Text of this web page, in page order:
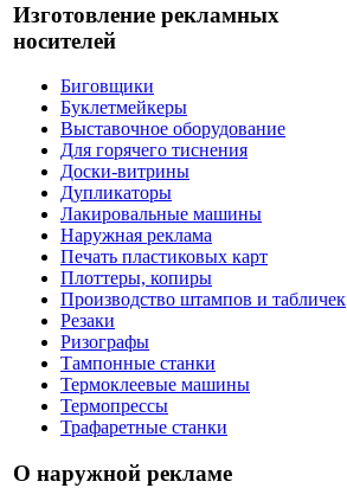
Изготовление рекламных
носителей
Биговщики
Буклетмейкеры
Выставочное оборудование
Для горячего тиснения
Доски-витрины
Дупликаторы
Лакировальные машины
Наружная реклама
Печать пластиковых карт
Плоттеры, копиры
Производство штампов и табличек
Резаки
Ризографы
Тампонные станки
Термоклеевые машины
Термопрессы
Трафаретные станки
О наружной рекламе